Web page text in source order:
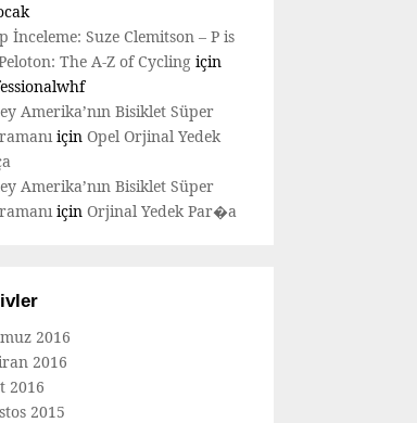
İnceleme: Suze Clemitson – P is
The A-Z of Cycling için
Amerika’nın Bisiklet Süper
için Opel Orjinal Yedek
Amerika’nın Bisiklet Süper
için Orjinal Yedek Par�a
2016
2016
2016
2015